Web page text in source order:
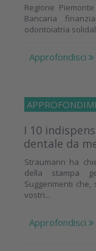
Regione
Bancaria
odontoiatria
Approfondisci
I 10
dentale da
Straumann ha
della stampa
Suggerimenti
vostri...
Approfondisci